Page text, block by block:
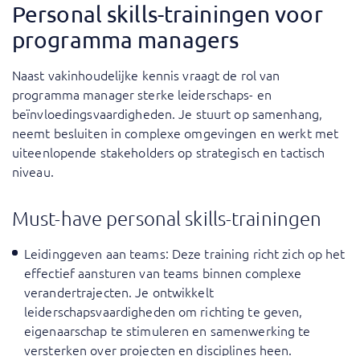
Personal skills-trainingen voor
programma managers
Naast vakinhoudelijke kennis vraagt de rol van
programma manager sterke leiderschaps- en
beïnvloedingsvaardigheden. Je stuurt op samenhang,
neemt besluiten in complexe omgevingen en werkt met
uiteenlopende stakeholders op strategisch en tactisch
niveau.
Must-have personal skills-trainingen
Leidinggeven aan teams: Deze training richt zich op het
effectief aansturen van teams binnen complexe
verandertrajecten. Je ontwikkelt
leiderschapsvaardigheden om richting te geven,
eigenaarschap te stimuleren en samenwerking te
versterken over projecten en disciplines heen.